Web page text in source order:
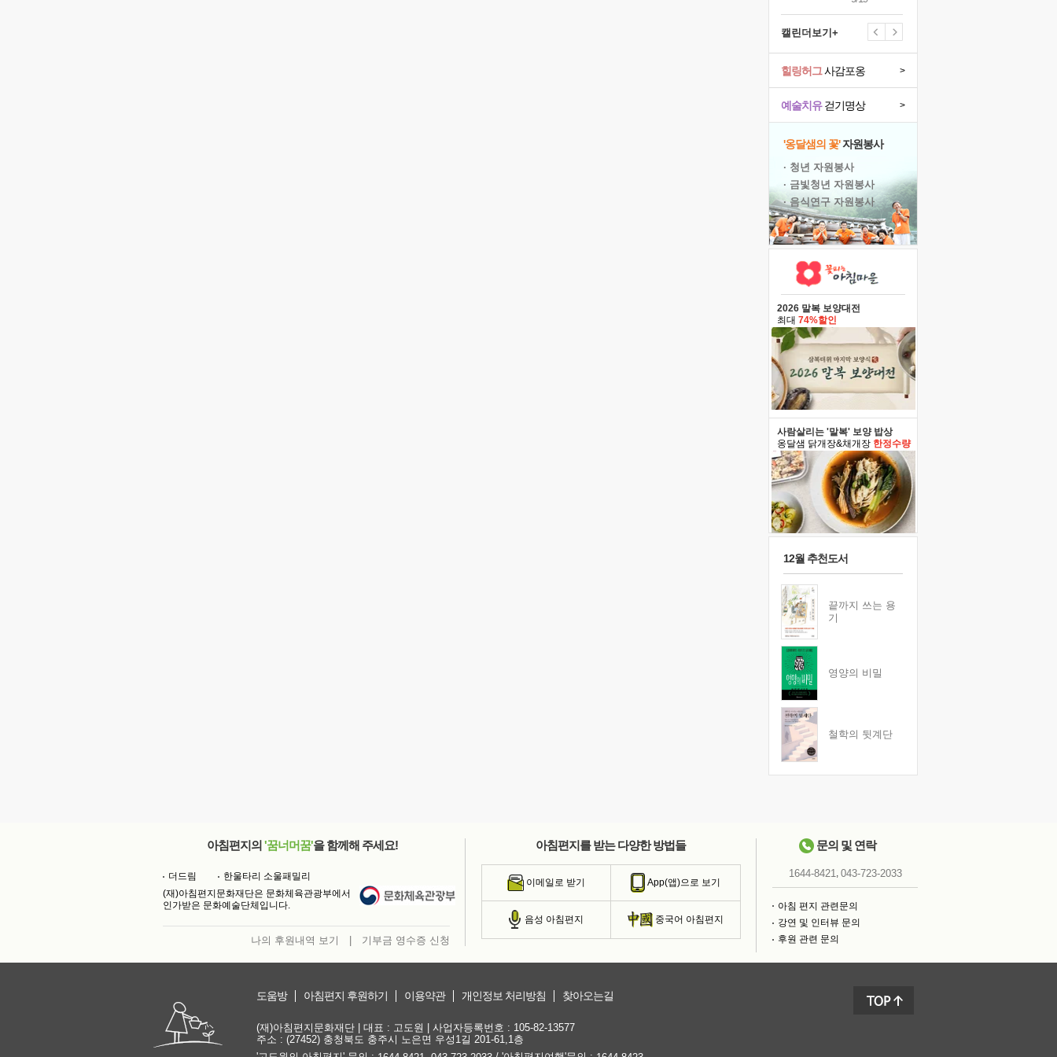
캘린더보기+
예술치유걷기명상 >
힐링허그사감포옹 >
'옹달샘의 꽃'자원봉사
· 청년 자원봉사
· 금빛청년 자원봉사
· 음식연구 자원봉사
2026 말복 보양대전
최대 74%할인
사람살리는 '말복' 보양 밥상
옹달샘 닭개장&채개장 한정수량
12월 추천도서
끝까지 쓰는 용
기
영양의 비밀
철학의 뒷계단
아침편지의 '꿈너머꿈'을 함께해 주세요!
더드림
한울타리 소울패밀리
(재)아침편지문화재단은 문화체육관광부에서
인가받은 문화예술단체입니다.
나의 후원내역 보기 기부금 영수증 신청
아침편지를 받는 다양한 방법들
이메일로 받기 App(앱)으로 보기
음성 아침편지 중국어 아침편지
문의 및 연락
1644-8421, 043-723-2033
아침 편지 관련문의
강연 및 인터뷰 문의
후원 관련 문의
도움방 아침편지 후원하기 이용약관 개인정보 처리방침 찾아오는길
(재)아침편지문화재단 | 대표 : 고도원 | 사업자등록번호 : 105-82-13577
주소 : (27452) 충청북도 충주시 노은면 우성1길 201-61,1층